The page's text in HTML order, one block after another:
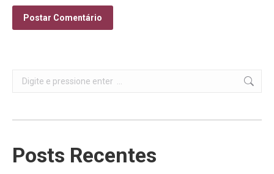
Postar Comentário
Search:
Posts Recentes